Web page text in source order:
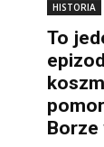
HISTORIA
To
Borze